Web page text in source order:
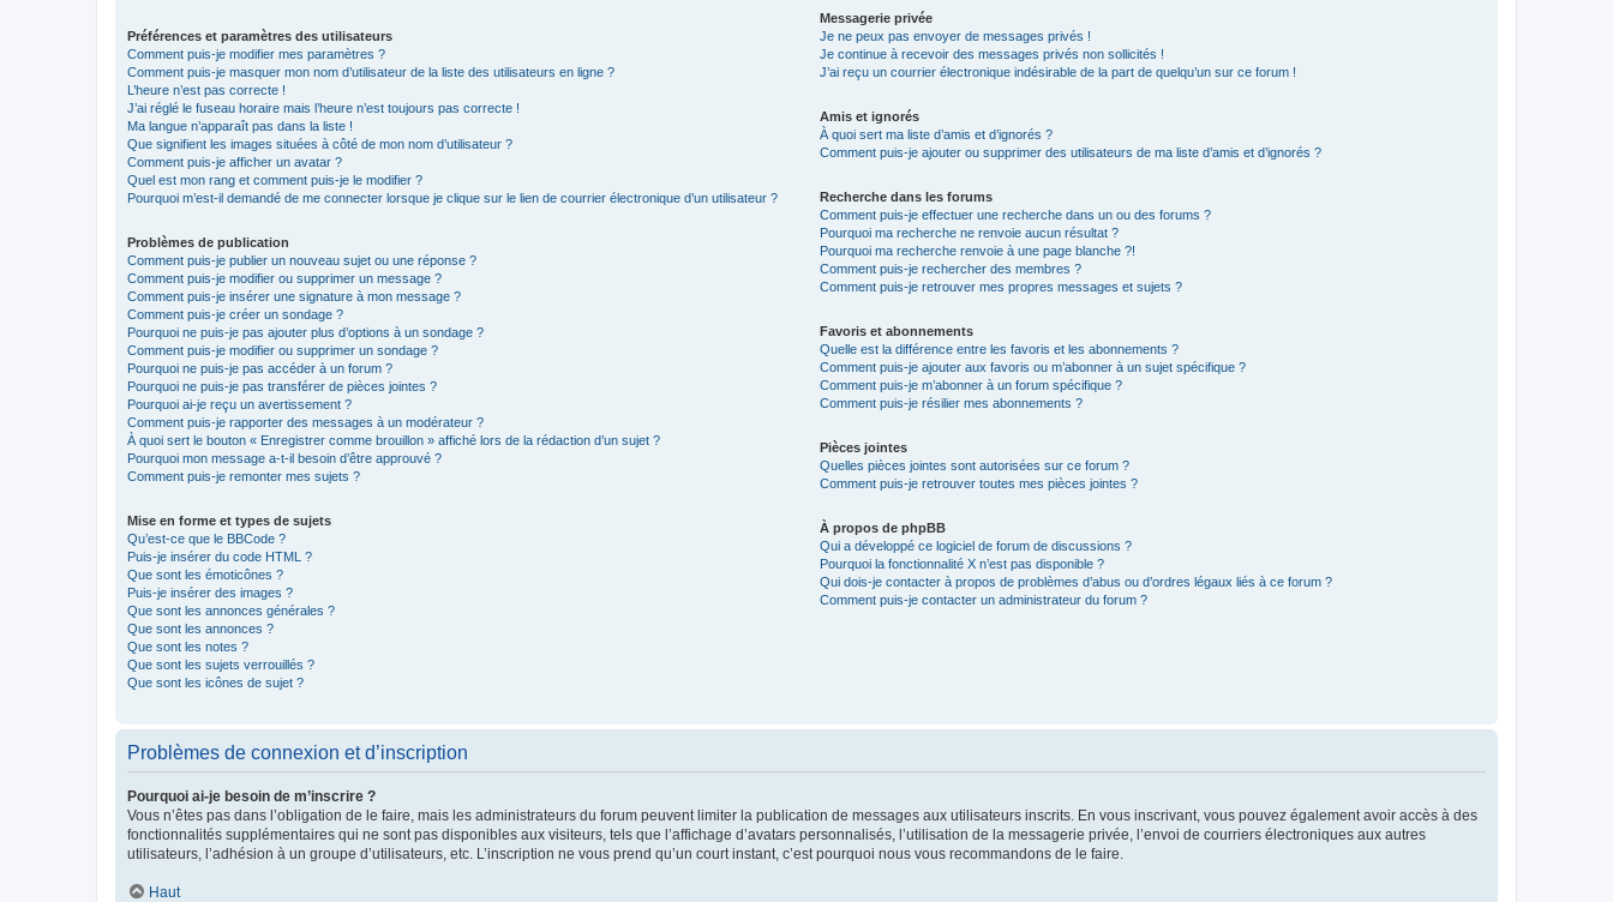
Préférences et paramètres des utilisateurs
Comment puis-je modifier mes paramètres ?
Comment puis-je masquer mon nom d’utilisateur de la liste des utilisateurs en ligne ?
L’heure n’est pas correcte !
J’ai réglé le fuseau horaire mais l’heure n’est toujours pas correcte !
Ma langue n’apparaît pas dans la liste !
Que signifient les images situées à côté de mon nom d’utilisateur ?
Comment puis-je afficher un avatar ?
Quel est mon rang et comment puis-je le modifier ?
Pourquoi m’est-il demandé de me connecter lorsque je clique sur le lien de courrier électronique d’un utilisateur ?
Problèmes de publication
Comment puis-je publier un nouveau sujet ou une réponse ?
Comment puis-je modifier ou supprimer un message ?
Comment puis-je insérer une signature à mon message ?
Comment puis-je créer un sondage ?
Pourquoi ne puis-je pas ajouter plus d’options à un sondage ?
Comment puis-je modifier ou supprimer un sondage ?
Pourquoi ne puis-je pas accéder à un forum ?
Pourquoi ne puis-je pas transférer de pièces jointes ?
Pourquoi ai-je reçu un avertissement ?
Comment puis-je rapporter des messages à un modérateur ?
À quoi sert le bouton « Enregistrer comme brouillon » affiché lors de la rédaction d’un sujet ?
Pourquoi mon message a-t-il besoin d’être approuvé ?
Comment puis-je remonter mes sujets ?
Mise en forme et types de sujets
Qu’est-ce que le BBCode ?
Puis-je insérer du code HTML ?
Que sont les émoticônes ?
Puis-je insérer des images ?
Que sont les annonces générales ?
Que sont les annonces ?
Que sont les notes ?
Que sont les sujets verrouillés ?
Que sont les icônes de sujet ?
Messagerie privée
Je ne peux pas envoyer de messages privés !
Je continue à recevoir des messages privés non sollicités !
J’ai reçu un courrier électronique indésirable de la part de quelqu’un sur ce forum !
Amis et ignorés
À quoi sert ma liste d’amis et d’ignorés ?
Comment puis-je ajouter ou supprimer des utilisateurs de ma liste d’amis et d’ignorés ?
Recherche dans les forums
Comment puis-je effectuer une recherche dans un ou des forums ?
Pourquoi ma recherche ne renvoie aucun résultat ?
Pourquoi ma recherche renvoie à une page blanche ?!
Comment puis-je rechercher des membres ?
Comment puis-je retrouver mes propres messages et sujets ?
Favoris et abonnements
Quelle est la différence entre les favoris et les abonnements ?
Comment puis-je ajouter aux favoris ou m’abonner à un sujet spécifique ?
Comment puis-je m’abonner à un forum spécifique ?
Comment puis-je résilier mes abonnements ?
Pièces jointes
Quelles pièces jointes sont autorisées sur ce forum ?
Comment puis-je retrouver toutes mes pièces jointes ?
À propos de phpBB
Qui a développé ce logiciel de forum de discussions ?
Pourquoi la fonctionnalité X n’est pas disponible ?
Qui dois-je contacter à propos de problèmes d’abus ou d’ordres légaux liés à ce forum ?
Comment puis-je contacter un administrateur du forum ?
Problèmes de connexion et d’inscription
Pourquoi ai-je besoin de m’inscrire ?
Vous n’êtes pas dans l’obligation de le faire, mais les administrateurs du forum peuvent limiter la publication de messages aux utilisateurs inscrits. En vous inscrivant, vous pouvez également avoir accès à des
fonctionnalités supplémentaires qui ne sont pas disponibles aux visiteurs, tels que l’affichage d’avatars personnalisés, l’utilisation de la messagerie privée, l’envoi de courriers électroniques aux autres
utilisateurs, l’adhésion à un groupe d’utilisateurs, etc. L’inscription ne vous prend qu’un court instant, c’est pourquoi nous vous recommandons de le faire.
Haut